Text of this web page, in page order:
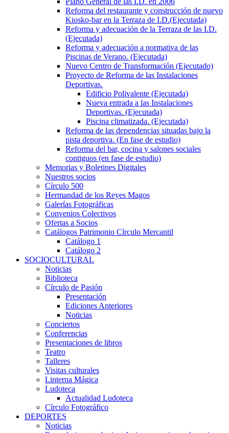
Reforma del restaurante y construcción de nuevo
Kiosko-bar en la Terraza de I.D.(Ejecutada)
Reforma y adecuación de la Terraza de las I.D.
(Ejecutada)
Reforma y adecuación a normativa de las
Piscinas de Verano. (Ejecutada)
Nuevo Centro de Transformación (Ejecutado)
Proyecto de Reforma de las Instalaciones
Deportivas.
Edificio Polivalente (Ejecutada)
Nueva entrada a las Instalaciones
Deportivas. (Ejecutada)
Piscina climatizada. (Ejecutada)
Reforma de las dependencias situadas bajo la
pista deportiva. (En fase de estudio)
Reforma del bar, cocina y salones sociales
contiguos (en fase de estudio)
Memorias y Boletines Digitales
Nuestros socios
Círculo 500
Hermandad de los Reyes Magos
Galerías Fotográficas
Convenios Colectivos
Ofertas a Socios
Catálogos Patrimonio Círculo Mercantil
Catálogo 1
Catálogo 2
SOCIOCULTURAL
Noticias
Biblioteca
Círculo de Pasión
Presentación
Ediciones Anteriores
Noticias
Conciertos
Conferencias
Presentaciones de libros
Teatro
Talleres
Visitas culturales
Linterna Mágica
Ludoteca
Actualidad Ludoteca
Círculo Fotográfico
DEPORTES
Noticias